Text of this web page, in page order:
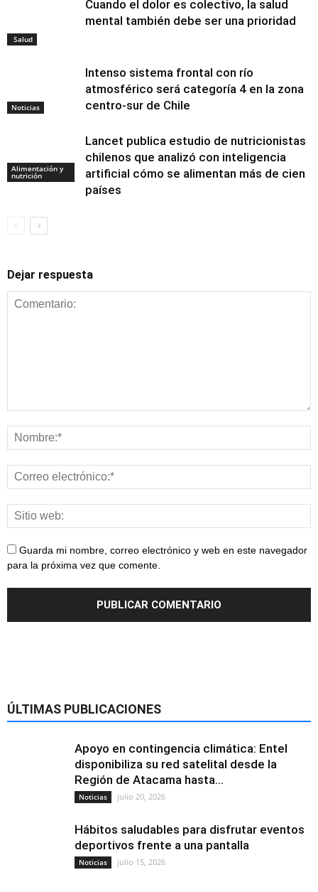
Salud
Cuando el dolor es colectivo, la salud
mental también debe ser una prioridad
Noticias
Intenso sistema frontal con río
atmosférico será categoría 4 en la zona
centro-sur de Chile
Alimentación y
nutrición
Lancet publica estudio de nutricionistas
chilenos que analizó con inteligencia
artificial cómo se alimentan más de cien
países
Dejar respuesta
Guarda mi nombre, correo electrónico y web en este navegador
para la próxima vez que comente.
ÚLTIMAS PUBLICACIONES
Apoyo en contingencia climática: Entel
disponibiliza su red satelital desde la
Región de Atacama hasta...
Noticias julio 20, 2026
Hábitos saludables para disfrutar eventos
deportivos frente a una pantalla
Noticias julio 15, 2026